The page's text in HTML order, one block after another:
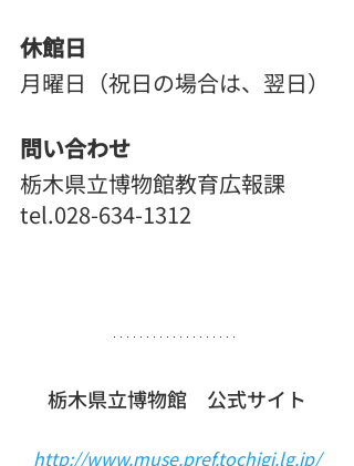
休館日
月曜日（祝日の場合は、翌日）
問い合わせ
栃木県立博物館教育広報課
tel.028-634-1312
栃木県立博物館　公式サイト
http://www.muse.pref.tochigi.lg.jp/